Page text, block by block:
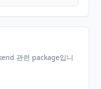
관련 package입니